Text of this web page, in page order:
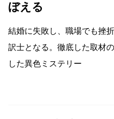
ぼえる
結婚に失敗し、職場でも挫
訳士となる。徹底した取材
した異色ミステリー